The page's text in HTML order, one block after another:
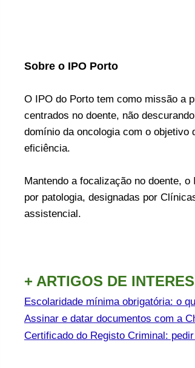
Sobre o IPO Porto
O IPO do Porto tem como missão a
centrados no doente, não
domínio da oncologia com o objetivo
eficiência.
Mantendo a focalização no doente,
por patologia, designadas por
assistencial.
+ ARTIGOS DE
Escolaridade mínima obrigatória: o
Assinar e datar documentos com a
Certificado do Registo Criminal: